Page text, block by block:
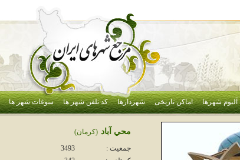
آلبوم شهرها اماکن تاریخی شهردارها کد تلفن شهر ها سوغات شهر ها
محي آباد (كرمان)
جمعیت :
3493